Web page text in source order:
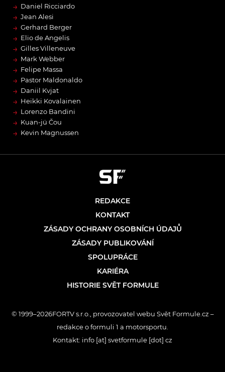
→ Daniel Ricciardo
→ Jean Alesi
→ Gerhard Berger
→ Elio de Angelis
→ Gilles Villeneuve
→ Mark Webber
→ Felipe Massa
→ Pastor Maldonaldo
→ Daniil Kvjat
→ Heikki Kovalainen
→ Lorenzo Bandini
→ Kuan-jü Čou
→ Kevin Magnussen
REDAKCE
KONTAKT
ZÁSADY OCHRANY OSOBNÍCH ÚDAJŮ
ZÁSADY PUBLIKOVÁNÍ
SPOLUPRÁCE
KARIÉRA
HISTORIE SVĚT FORMULE
© 1999–2026FORTV s.r.o., provozovatel webu Svět Formule.cz –
redakce o formuli 1 a motorsportu.
Kontakt: info [at] svetformule [dot] cz